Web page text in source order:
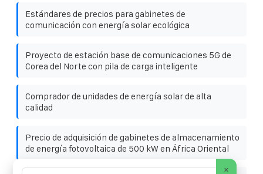
Estándares de precios para gabinetes de
comunicación con energía solar ecológica
Proyecto de estación base de comunicaciones 5G de
Corea del Norte con pila de carga inteligente
Comprador de unidades de energía solar de alta
calidad
Precio de adquisición de gabinetes de almacenamiento
de energía fotovoltaica de 500 kW en África Oriental
×